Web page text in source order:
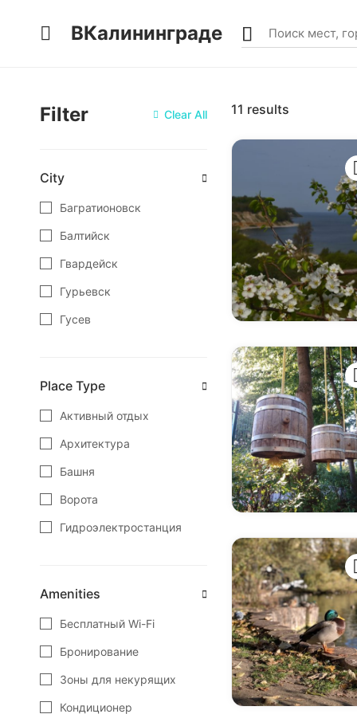
ВКалининграде
Clear All
Filter
City
Багратионовск
Балтийск
Гвардейск
Гурьевск
Гусев
Озёрск
Пионерский
Полесск
Правдинск
Светлогорск
Place Type
Активный отдых
Архитектура
Башня
Ворота
Гидроэлектростанция
Amenities
Бесплатный Wi-Fi
Бронирование
Зоны для некурящих
Кондиционер
11 results